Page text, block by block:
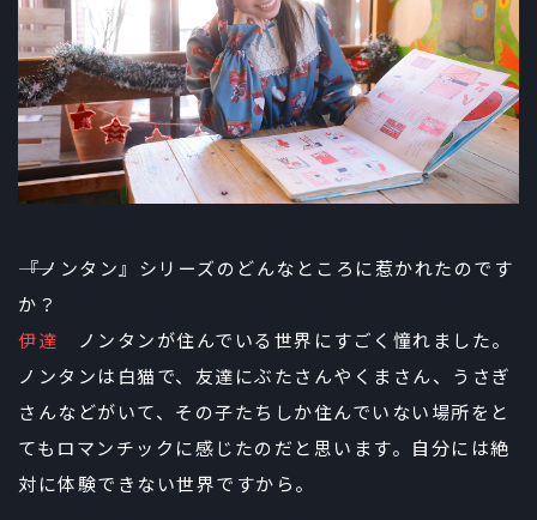
――『ノンタン』シリーズのどんなところに惹かれたのです
か？
伊達 ノンタンが住んでいる世界にすごく憧れました。
ノンタンは白猫で、友達にぶたさんやくまさん、うさぎ
さんなどがいて、その子たちしか住んでいない場所をと
てもロマンチックに感じたのだと思います。自分には絶
対に体験できない世界ですから。